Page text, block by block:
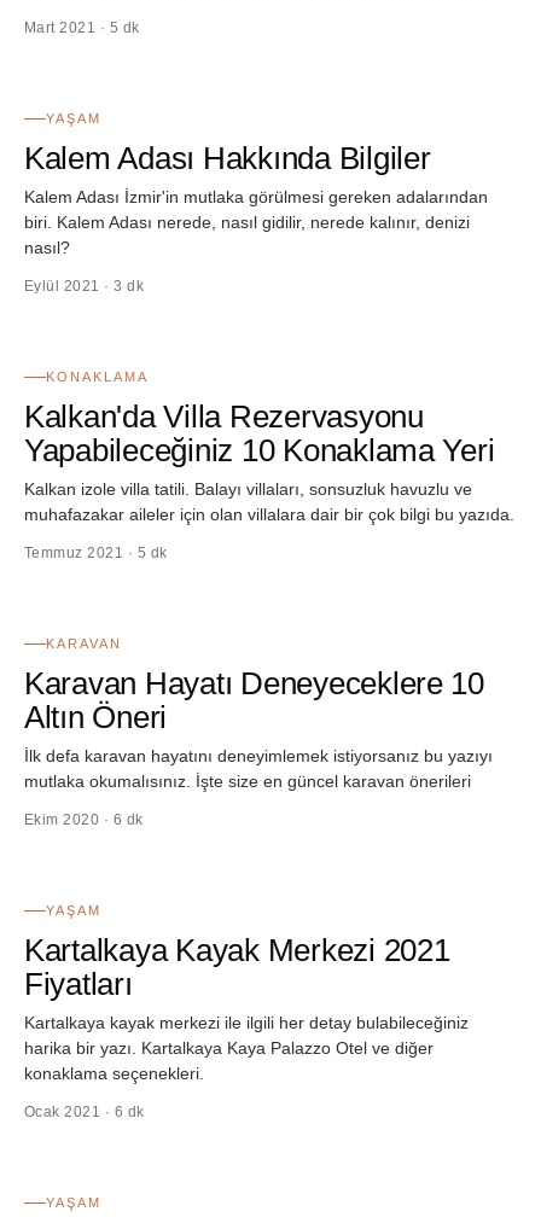
Mart 2021 · 5 dk
YAŞAM
Kalem Adası Hakkında Bilgiler
Kalem Adası İzmir'in mutlaka görülmesi gereken adalarından
biri. Kalem Adası nerede, nasıl gidilir, nerede kalınır, denizi
nasıl?
Eylül 2021 · 3 dk
KONAKLAMA
Kalkan'da Villa Rezervasyonu
Yapabileceğiniz 10 Konaklama Yeri
Kalkan izole villa tatili. Balayı villaları, sonsuzluk havuzlu ve
muhafazakar aileler için olan villalara dair bir çok bilgi bu yazıda.
Temmuz 2021 · 5 dk
KARAVAN
Karavan Hayatı Deneyeceklere 10
Altın Öneri
İlk defa karavan hayatını deneyimlemek istiyorsanız bu yazıyı
mutlaka okumalısınız. İşte size en güncel karavan önerileri
Ekim 2020 · 6 dk
YAŞAM
Kartalkaya Kayak Merkezi 2021
Fiyatları
Kartalkaya kayak merkezi ile ilgili her detay bulabileceğiniz
harika bir yazı. Kartalkaya Kaya Palazzo Otel ve diğer
konaklama seçenekleri.
Ocak 2021 · 6 dk
YAŞAM